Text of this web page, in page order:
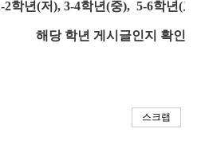
2학년(저), 3-4학년(중), 5-6학년(
해당 학년 게시글인지 확인
스크랩